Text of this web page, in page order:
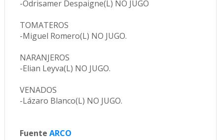
-Odrisamer Despaigne(L) NO JUGO
TOMATEROS
-Miguel Romero(L) NO JUGO.
NARANJEROS
-Elian Leyva(L) NO JUGO.
VENADOS
-Lázaro Blanco(L) NO JUGO.
Fuente ARCO